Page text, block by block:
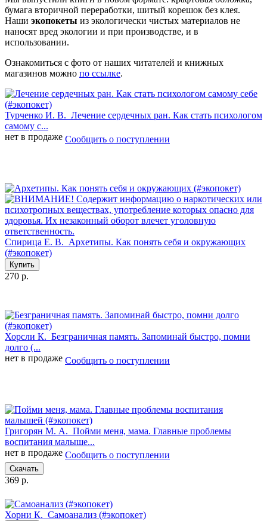
бумага вторичной переработки, шитый корешок без клея.
Наши экопокеты из экологически чистых материалов не
наносят вред экологии и при производстве, и в
использовании.
Ознакомиться с фото от наших читателей и книжных
магазинов можно по ссылке.
Турченко И. В. Лечение сердечных ран. Как стать психологом
самому с...
нет в продаже Сообщить о поступлении
Спирица Е. В. Архетипы. Как понять себя и окружающих
(#экопокет)
Купить
270 р.
Хорсли К. Безграничная память. Запоминай быстро, помни
долго (...
нет в продаже Сообщить о поступлении
Григорян М. А. Пойми меня, мама. Главные проблемы
воспитания малыше...
нет в продаже Сообщить о поступлении
Скачать
369 р.
Хорни К. Самоанализ (#экопокет)